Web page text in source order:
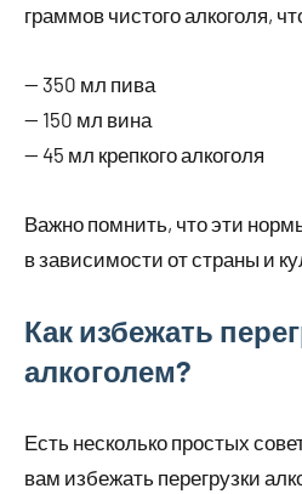
граммов чистого алкоголя,
— 350 мл пива
— 150 мл вина
— 45 мл крепкого алкоголя
Важно помнить, что эти
в зависимости от страны и
Как избежать
алкоголем?
Есть несколько простых
вам избежать перегрузки